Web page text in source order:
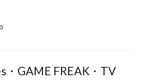
GAME FREAK・TV